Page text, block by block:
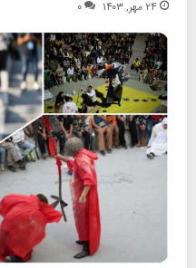
۲۴ مهر, ۱۴۰۳ ۰